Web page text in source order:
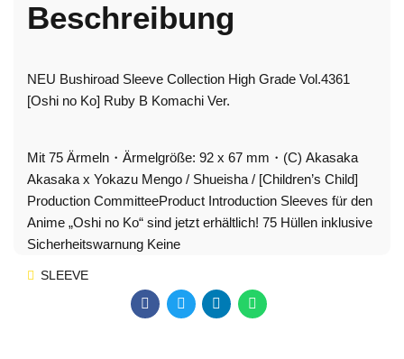
Beschreibung
NEU Bushiroad Sleeve Collection High Grade Vol.4361
[Oshi no Ko] Ruby B Komachi Ver.
Mit 75 Ärmeln・Ärmelgröße: 92 x 67 mm・(C) Akasaka
Akasaka x Yokazu Mengo / Shueisha / [Children’s Child]
Production CommitteeProduct Introduction Sleeves für den
Anime „Oshi no Ko“ sind jetzt erhältlich! 75 Hüllen inklusive
Sicherheitswarnung Keine
SLEEVE